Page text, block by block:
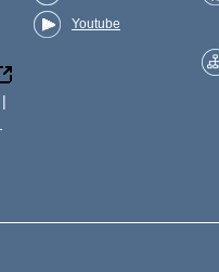
|
Youtube